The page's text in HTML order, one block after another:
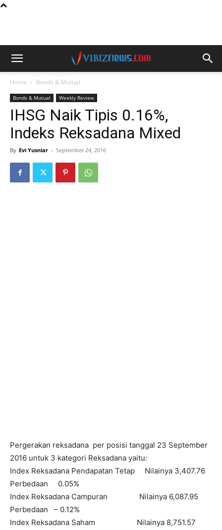
Home Bonds & Mutual
Bonds & Mutual Weekly Review
IHSG Naik Tipis 0.16%,
Indeks Reksadana Mixed
By Evi Yusniar - September 24, 2016
Pergerakan reksadana per posisi tanggal 23 September
2016 untuk 3 kategori Reksadana yaitu:
Index Reksadana Pendapatan Tetap Nilainya 3,407.76
Perbedaan 0.05%
Index Reksadana Campuran Nilainya 6,087.95
Perbedaan – 0.12%
Index Reksadana Saham Nilainya 8,751.57